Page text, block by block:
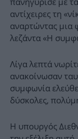
αντίχειρες τη
αναρτώντας μια
λεζάντα «Η
Λίγα λεπτά
ανακοίνωσαν
συμφωνία
δύσκολες,
Η υπουργός